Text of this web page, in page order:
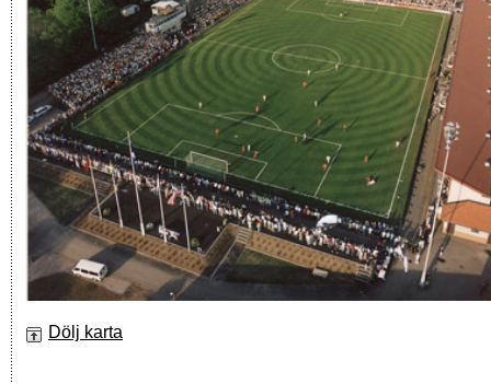
Dölj karta